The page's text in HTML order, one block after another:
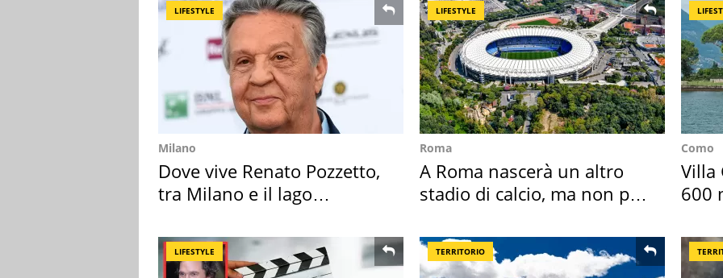
LIFESTYLE
Milano
Dove vive Renato Pozzetto,
tra Milano e il lago
LIFESTYLE
Roma
A Roma nascerà un altro
stadio di calcio, ma non per
Como
Villa
600
LIFESTYLE TERRITORIO